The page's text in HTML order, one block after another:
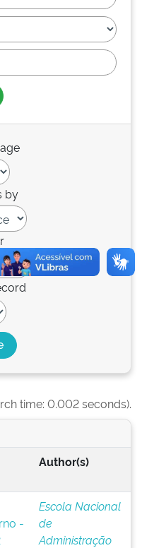
by
time: 0.002 seconds).
Author(s)
-
Escola Nacional
de
Administração